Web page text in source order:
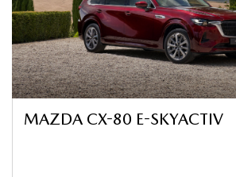
MAZDA CX-80 E-SKYACTIV